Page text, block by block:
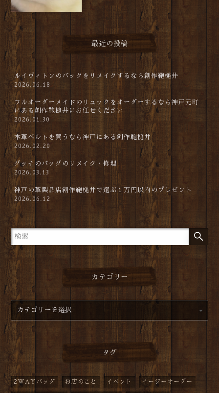
最近の投稿
ルイヴィトンのバックをリメイクするなら創作鞄槌井
2026.06.18
フルオーダーメイドのリュックをオーダーするなら神戸元町
にある創作鞄槌井にお任せください
2026.01.30
本革ベルトを買うなら神戸にある創作鞄槌井
2026.02.20
グッチのバッグのリメイク・修理
2026.03.13
神戸の革製品店創作鞄槌井で選ぶ１万円以内のプレゼント
2026.06.12
カテゴリー
タグ
2WAYバッグ お店のこと イベント イージーオーダー